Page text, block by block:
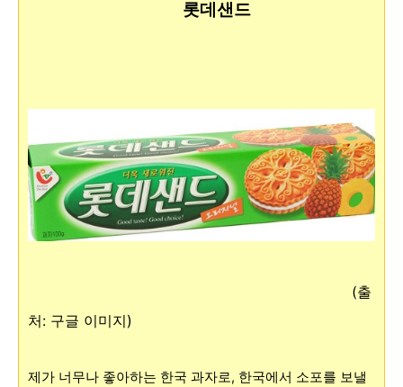
롯데샌드
(출
처: 구글 이미지)
제가 너무나 좋아하는 한국 과자로, 한국에서 소포를 보낼